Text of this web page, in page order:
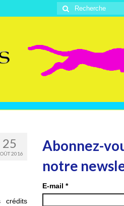
Rechercher
:
25
2016
crédits
Abonnez-
notre
E-mail *